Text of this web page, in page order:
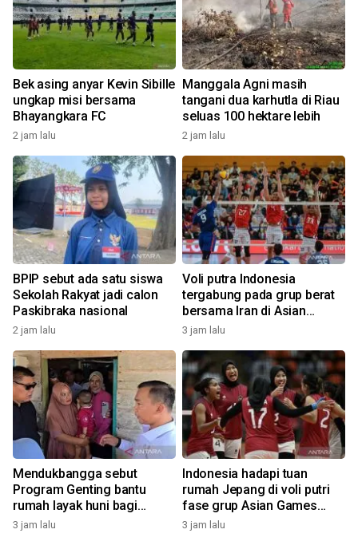
Bek asing anyar Kevin Sibille
ungkap misi bersama
Bhayangkara FC
2 jam lalu
Manggala Agni masih
tangani dua karhutla di Riau
seluas 100 hektare lebih
2 jam lalu
BPIP sebut ada satu siswa
Sekolah Rakyat jadi calon
Paskibraka nasional
2 jam lalu
Voli putra Indonesia
tergabung pada grup berat
bersama Iran di Asian
Games 2026
3 jam lalu
Mendukbangga sebut
Program Genting bantu
rumah layak huni bagi
keluarga stunting
3 jam lalu
Indonesia hadapi tuan
rumah Jepang di voli putri
fase grup Asian Games
2026
3 jam lalu